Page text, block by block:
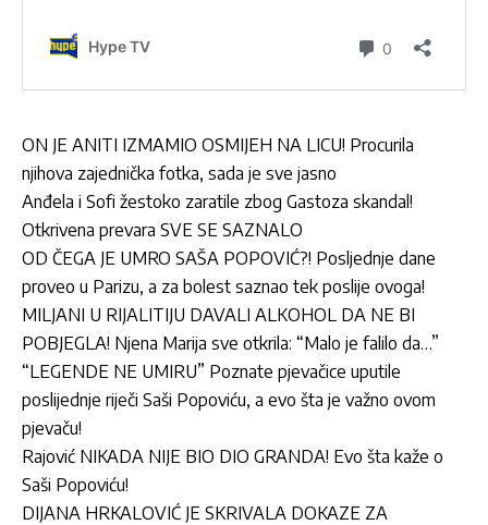
ON JE ANITI IZMAMIO OSMIJEH NA LICU! Procurila
njihova zajednička fotka, sada je sve jasno
Anđela i Sofi žestoko zaratile zbog Gastoza skandal!
Otkrivena prevara SVE SE SAZNALO
OD ČEGA JE UMRO SAŠA POPOVIĆ?! Posljednje dane
proveo u Parizu, a za bolest saznao tek poslije ovoga!
MILJANI U RIJALITIJU DAVALI ALKOHOL DA NE BI
POBJEGLA! Njena Marija sve otkrila: “Malo je falilo da…”
“LEGENDE NE UMIRU” Poznate pjevačice uputile
poslijednje riječi Saši Popoviću, a evo šta je važno ovom
pjevaču!
Rajović NIKADA NIJE BIO DIO GRANDA! Evo šta kaže o
Saši Popoviću!
DIJANA HRKALOVIĆ JE SKRIVALA DOKAZE ZA